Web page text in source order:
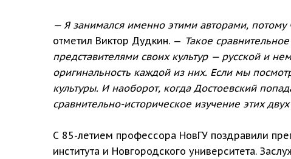
— Я занимался именно этими авторами,
отметил Виктор Дудкин. — Такое
представителями своих культур — русской и
оригинальность каждой из них. Если мы
культуры. И наоборот, когда Достоевский
сравнительно-историческое изучение этих
С 85-летием профессора НовГУ поздравили
института и Новгородского университета.